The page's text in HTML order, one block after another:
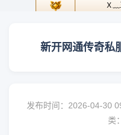
新开网通传奇私
发布时间：2026-04-30
类：